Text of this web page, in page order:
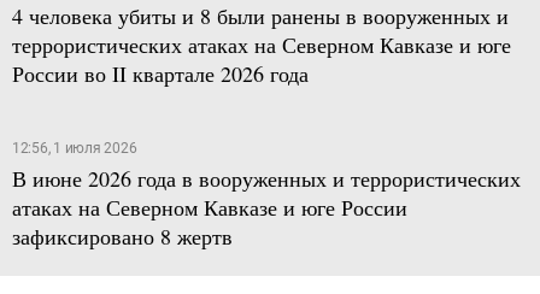
4 человека убиты и 8 были ранены в вооруженных и
террористических атаках на Северном Кавказе и юге
России во II квартале 2026 года
12:56, 1 июля 2026
В июне 2026 года в вооруженных и террористических
атаках на Северном Кавказе и юге России
зафиксировано 8 жертв